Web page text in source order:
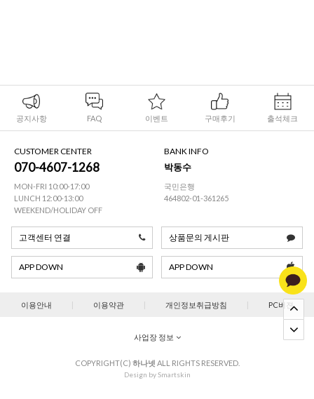
공지사항 FAQ 이벤트 구매후기 출석체크
CUSTOMER CENTER
070-4607-1268
MON-FRI 10:00-17:00
LUNCH 12:00-13:00
WEEKEND/HOLIDAY OFF
BANK INFO
박동수
국민은행
464802-01-361265
고객센터 연결 상품문의 게시판
APP DOWN APP DOWN
이용안내 | 이용약관 | 개인정보취급방침 | PC버젼
사업장 정보
COPYRIGHT(C) 하나넷 ALL RIGHTS RESERVED.